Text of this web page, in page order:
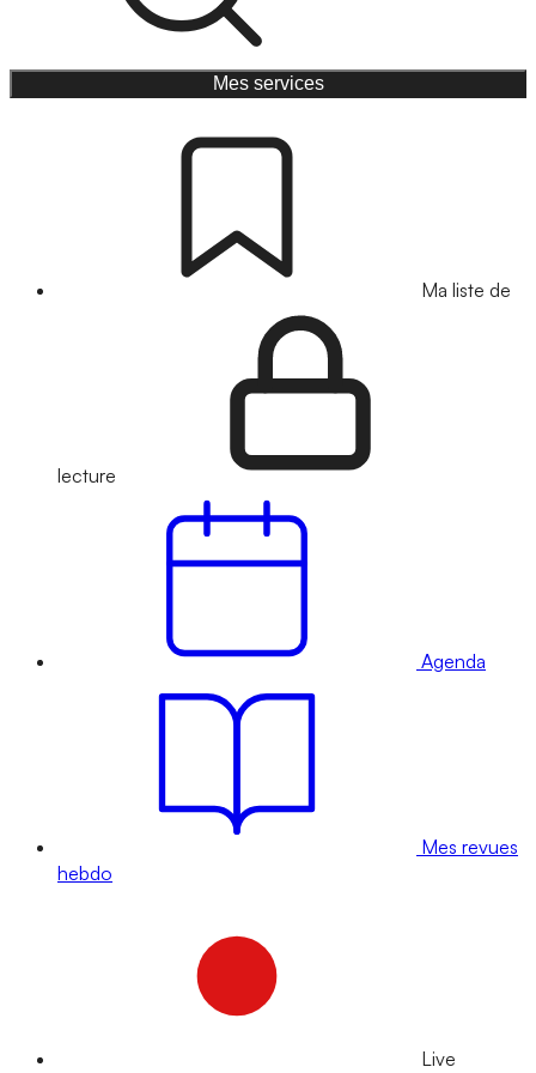
Mes services
Ma liste de
lecture
Agenda
Mes revues
hebdo
Live